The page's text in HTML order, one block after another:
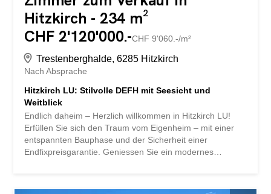
Hitzkirch - 234 m²
CHF 2'120'000.-CHF 9'060.-/m²
Trestenberghalde, 6285 Hitzkirch
Nach Absprache
Hitzkirch LU: Stilvolle DEFH mit Seesicht und
Weitblick
Endlich daheim – Herzlich willkommen in Hitzkirch LU!
Erfüllen Sie sich den Traum vom Eigenheim – mit einer
entspannten Bauphase und der Sicherheit einer
Endfixpreisgarantie. Geniessen Sie ein modernes
nach Ihren Wünschen. Der grosszügige Wohn- und